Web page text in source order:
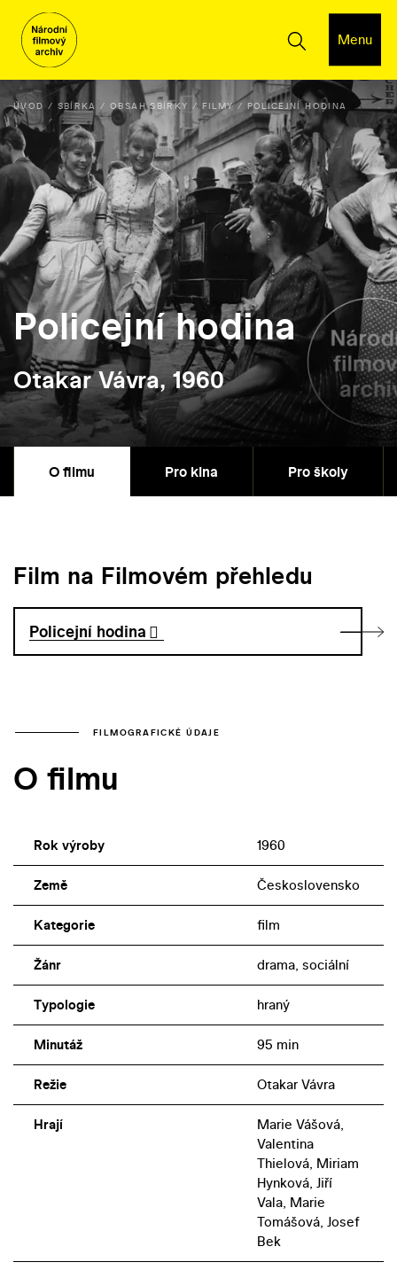
Menu
ÚVOD SBÍRKA OBSAH SBÍRKY FILMY POLICEJNÍ HODINA
Policejní hodina
Otakar Vávra, 1960
O filmu Pro kina Pro školy
Film na Filmovém přehledu
Policejní hodina
FILMOGRAFICKÉ ÚDAJE
O filmu
Rok výroby 1960
Země Československo
Kategorie film
Žánr drama, sociální
Typologie hraný
Minutáž 95 min
Režie Otakar Vávra
Hrají
Marie Vášová,
Valentina
Thielová, Miriam
Hynková, Jiří
Vala, Marie
Tomášová, Josef
Bek